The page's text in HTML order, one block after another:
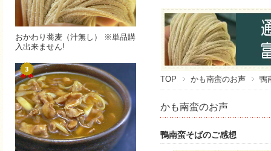
TOP かも南蛮のお声 鴨
かも南蛮のお声
鴨南蛮そばのご感想
おかわり蕎麦（汁無し） ※単品購
入出来ません!